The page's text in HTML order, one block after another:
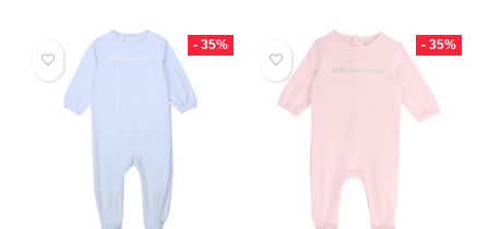
- 35% - 35%